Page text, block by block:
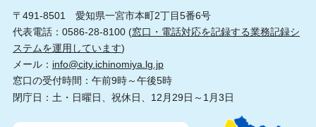
〒491-8501 愛知県一宮市本町2丁目5番6号
代表電話：0586-28-8100 (窓口・電話対応を記録する業務記録シ
ステムを運用しています)
メール： info@city.ichinomiya.lg.jp
窓口の受付時間：午前9時～午後5時
閉庁日：土・日曜日、祝休日、12月29日～1月3日